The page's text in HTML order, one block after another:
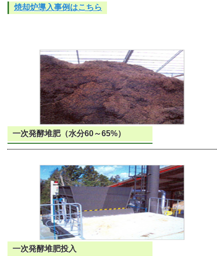
焼却炉導入事例はこちら
一次発酵堆肥（水分60～65%）
一次発酵堆肥投入